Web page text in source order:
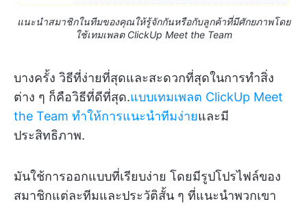
แนะนำสมาชิกในทีมของคุณให้รู้จักกันหรือกับลูกค้าที่มีศักยภาพโดย
ใช้เทมเพลต ClickUp Meet the Team
บางครั้ง วิธีที่ง่ายที่สุดและสะดวกที่สุดในการทำสิ่ง
ต่าง ๆ ก็คือวิธีที่ดีที่สุด.แบบเทมเพลต ClickUp Meet
the Team ทำให้การแนะนำทีมง่ายและมี
ประสิทธิภาพ.
มันใช้การออกแบบที่เรียบง่าย โดยมีรูปโปรไฟล์ของ
สมาชิกแต่ละทีมและประวัติสั้น ๆ ที่แนะนำพวกเขา